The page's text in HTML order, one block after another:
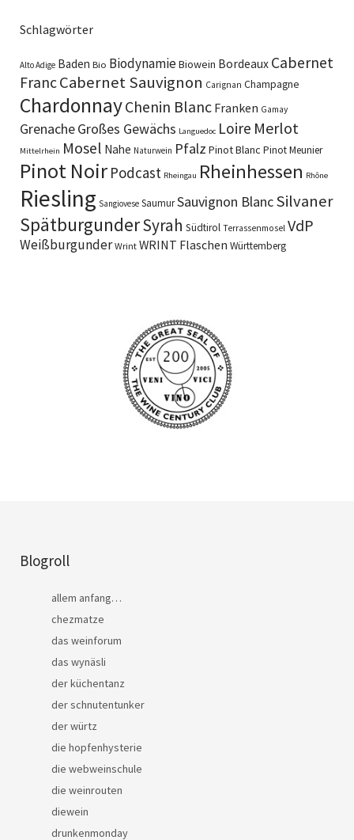
Schlagwörter
Alto Adige Baden Bio BiodynamieBiowein Bordeaux Cabernet
FrancCabernet Sauvignon Carignan Champagne
ChardonnayChenin Blanc Franken Gamay
GrenacheGroßes Gewächs Languedoc Loire Merlot
Mittelrhein Mosel Nahe Naturwein Pfalz Pinot Blanc Pinot Meunier
Pinot Noir Podcast Rheingau Rheinhessen Rhône
Riesling Sangiovese SaumurSauvignon BlancSilvaner
SpätburgunderSyrah Südtirol Terrassenmosel VdP
Weißburgunder Wrint WRINT Flaschen Württemberg
Blogroll
allem anfang…
chezmatze
das weinforum
das wynäsli
der küchentanz
der schnutentunker
der würtz
die hopfenhysterie
die webweinschule
die weinrouten
diewein
drunkenmonday